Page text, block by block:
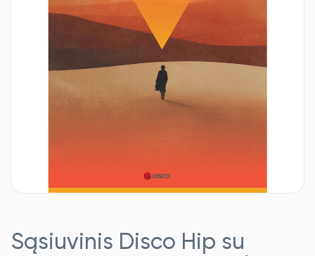
Sąsiuvinis Disco Hip su